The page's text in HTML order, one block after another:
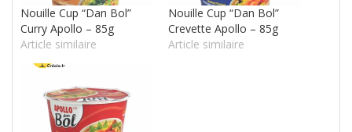
Nouille Cup “Dan Bol”
Curry Apollo – 85g
Article similaire
Nouille Cup “Dan Bol”
Crevette Apollo – 85g
Article similaire